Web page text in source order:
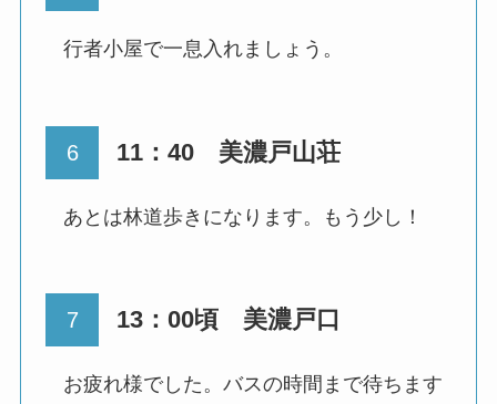
行者小屋で一息入れましょう。
11：40 美濃戸山荘
あとは林道歩きになります。もう少し！
13：00頃 美濃戸口
お疲れ様でした。バスの時間まで待ちます